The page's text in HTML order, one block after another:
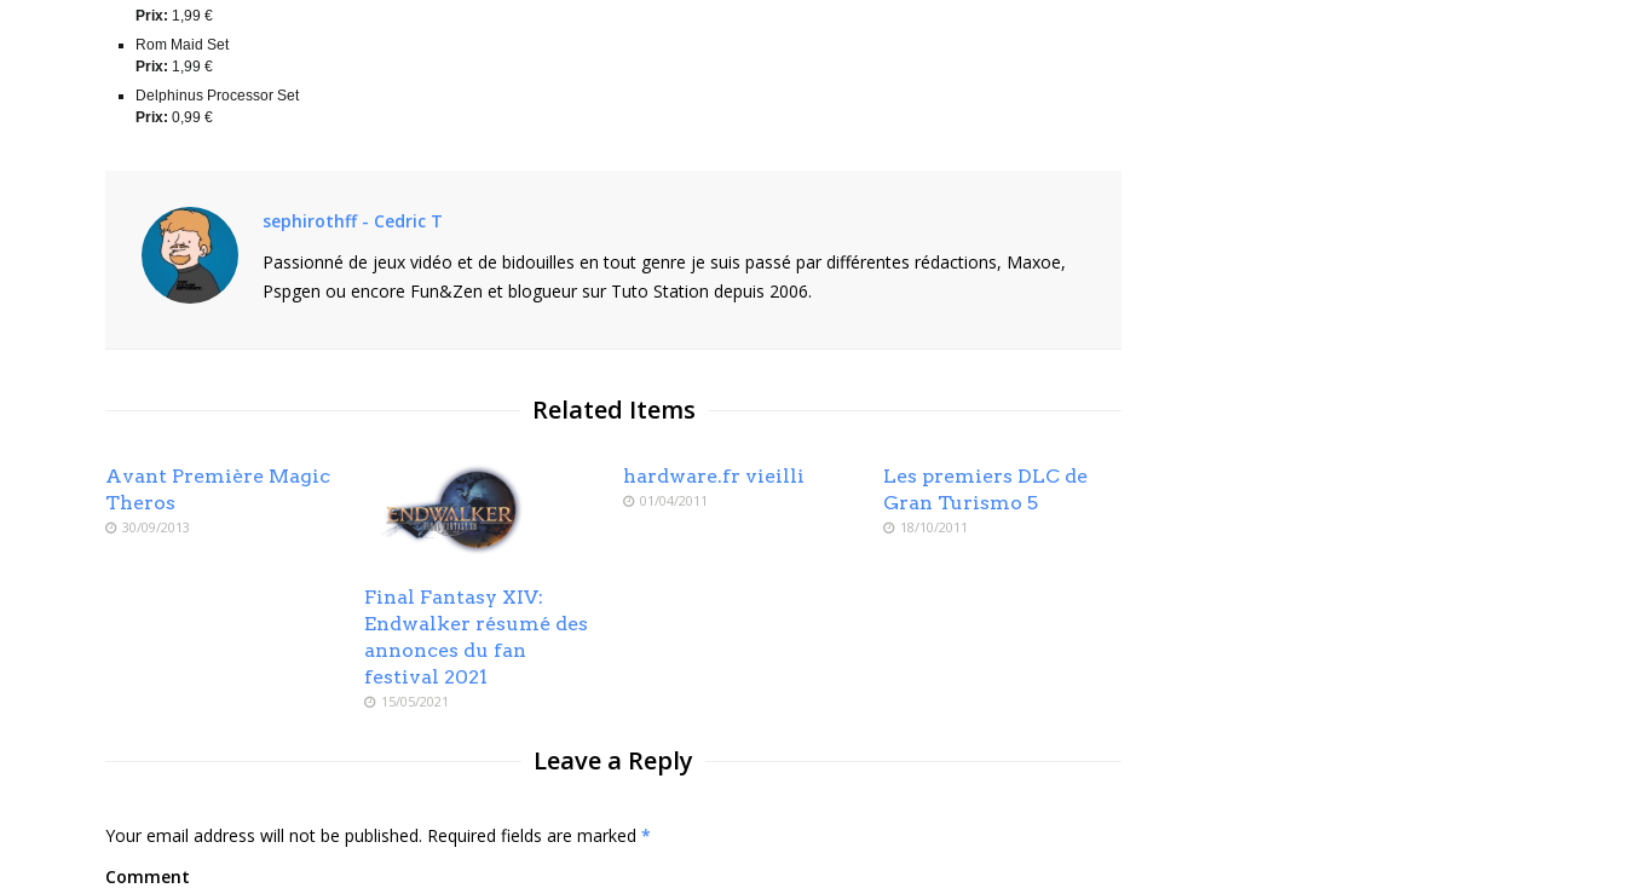
Prix: 1,99 €
Rom Maid Set
Prix: 1,99 €
Delphinus Processor Set
Prix: 0,99 €
sephirothff - Cedric T
Passionné de jeux vidéo et de bidouilles en tout genre je suis passé par différentes rédactions, Maxoe,
Pspgen ou encore Fun&Zen et blogueur sur Tuto Station depuis 2006.
Related Items
Avant Première Magic
Theros
30/09/2013
Final Fantasy XIV:
Endwalker résumé des
annonces du fan
festival 2021
15/05/2021
hardware.fr vieilli
01/04/2011
Les premiers DLC de
Gran Turismo 5
18/10/2011
Leave a Reply
Your email address will not be published. Required fields are marked *
Comment